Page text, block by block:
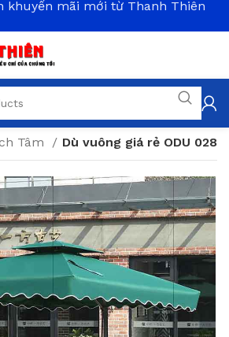
Tâm Dù vuông giá rẻ ODU 028
khuyến mãi mới từ Thanh Thiên